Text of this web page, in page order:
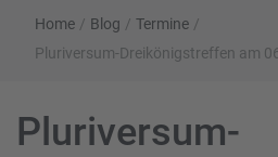
Home / Blog / Termine /
Pluriversum-Dreikönigstreffen am
Pluriversum-